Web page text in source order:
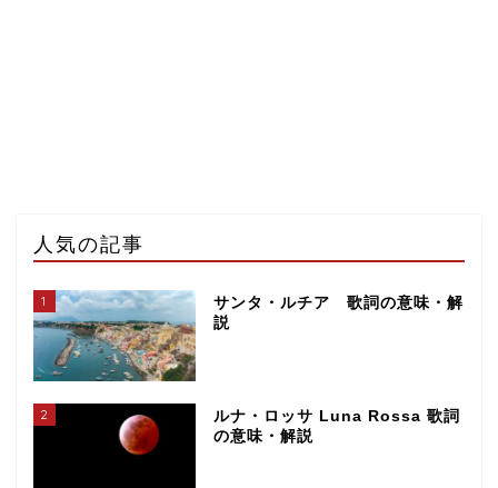
人気の記事
1
サンタ・ルチア 歌詞の意味・解
説
2
ルナ・ロッサ Luna Rossa 歌詞
の意味・解説